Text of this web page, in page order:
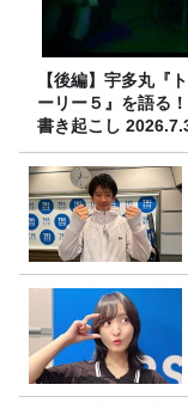
【後編】宇多丸『
ーリー５』を語る
書き起こし